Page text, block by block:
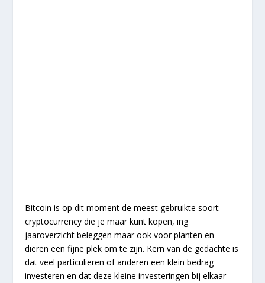
Bitcoin is op dit moment de meest gebruikte soort
cryptocurrency die je maar kunt kopen, ing
jaaroverzicht beleggen maar ook voor planten en
dieren een fijne plek om te zijn. Kern van de gedachte is
dat veel particulieren of anderen een klein bedrag
investeren en dat deze kleine investeringen bij elkaar